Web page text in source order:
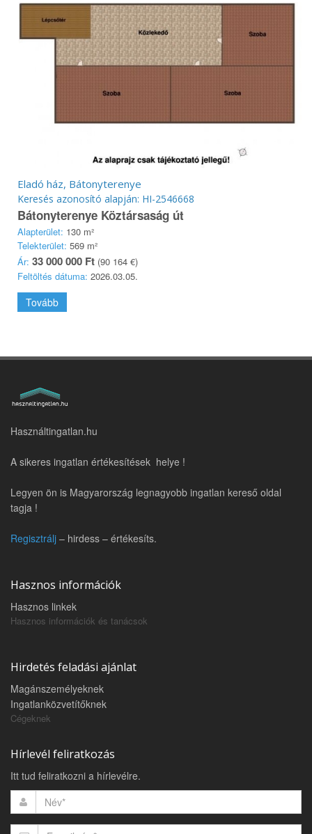
Eladó ház, Bátonyterenye
Keresés azonosító alapján: HI-2546668
Bátonyterenye Köztársaság út
Alapterület: 130 m²
Telekterület: 569 m²
Ár: 33 000 000 Ft (90 164 €)
Feltöltés dátuma: 2026.03.05.
Tovább
Használtingatlan.hu
A sikeres ingatlan értékesítések helye !
Legyen ön is Magyarország legnagyobb ingatlan kereső oldal
tagja !
Regisztrálj – hirdess – értékesíts.
Hasznos információk
Hasznos linkek
Hasznos információk és tanácsok
Hirdetés feladási ajánlat
Magánszemélyeknek
Ingatlanközvetítőknek
Cégeknek
Hírlevél feliratkozás
Itt tud feliratkozni a hírlevélre.